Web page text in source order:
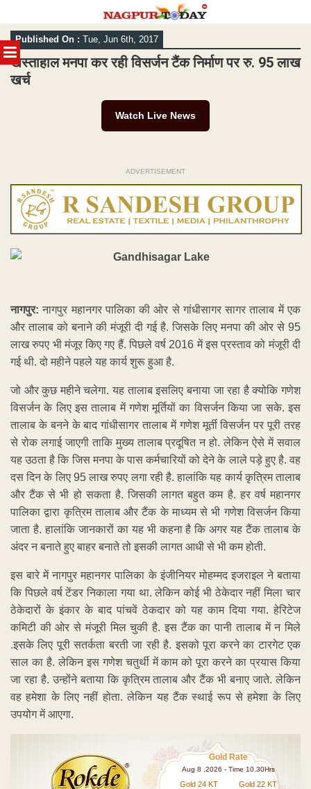
MENU
Skip
to
content
Published On : Tue, Jun 6th, 2017
खस्ताहाल मनपा कर रही विसर्जन टैंक निर्माण पर रु. 95 लाख
खर्च
Watch Live News
ADVERTISEMENT
नागपुर: नागपुर महानगर पालिका की ओर से गांधीसागर सागर तालाब में एक
और तालाब को बनाने की मंजूरी दी गई है. जिसके लिए मनपा की ओर से 95
लाख रुपए भी मंजूर किए गए हैं. पिछले वर्ष 2016 में इस प्रस्ताव को मंजूरी दी
गई थी. दो महीने पहले यह कार्य शुरू हुआ है.
जो और कुछ महीने चलेगा. यह तालाब इसलिए बनाया जा रहा है क्योकि गणेश
विसर्जन के लिए इस तालाब में गणेश मूर्तियों का विसर्जन किया जा सके. इस
तालाब के बनने के बाद गांधीसागर तालाब में गणेश मूर्ती विसर्जन पर पूरी तरह
से रोक लगाई जाएगी ताकि मुख्य तालाब प्रदूषित न हो. लेकिन ऐसे में सवाल
यह उठता है कि जिस मनपा के पास कर्मचारियों को देने के लाले पड़े हुए है. वह
दस दिन के लिए 95 लाख रुपए लगा रही है. हालांकि यह कार्य कृत्रिम तालाब
और टैंक से भी हो सकता है. जिसकी लागत बहुत कम है. हर वर्ष महानगर
पालिका द्वारा कृत्रिम तालाब और टैंक के माध्यम से भी गणेश विसर्जन किया
जाता है. हालांकि जानकारों का यह भी कहना है कि अगर यह टैंक तालाब के
अंदर न बनाते हुए बाहर बनाते तो इसकी लागत आधी से भी कम होती.
इस बारे में नागपुर महानगर पालिका के इंजीनियर मोहम्मद इजराइल ने बताया
कि पिछले वर्ष टेंडर निकाला गया था. लेकिन कोई भी ठेकेदार नहीं मिला चार
ठेकेदारों के इंकार के बाद पांचवें ठेकदार को यह काम दिया गया. हेरिटेज
कमिटी की ओर से मंजूरी मिल चुकी है. इस टैंक का पानी तालाब में न मिले
.इसके लिए पूरी सतर्कता बरती जा रही है. इसको पूरा करने का टारगेट एक
साल का है. लेकिन इस गणेश चतुर्थी में काम को पूरा करने का प्रयास किया
जा रहा है. उन्होंने बताया कि कृत्रिम तालाब और टैंक भी बनाए जाते. लेकिन
वह हमेशा के लिए नहीं होता. लेकिन यह टैंक स्थाई रूप से हमेशा के लिए
उपयोग में आएगा.
Gold Rate
Aug 8 ,2026 - Time 10.30Hrs
Gold 24 KT Gold 22 KT